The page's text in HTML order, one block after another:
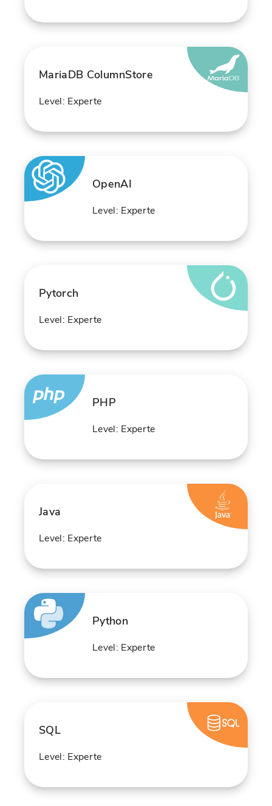
MariaDB ColumnStore
Level: Experte
OpenAI
Level: Experte
Pytorch
Level: Experte
PHP
Level: Experte
Java
Level: Experte
Python
Level: Experte
SQL
Level: Experte